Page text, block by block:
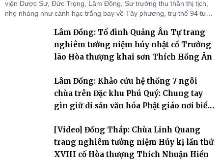
viện Dược Sư, Đức Trọng, Lâm Đồng, Sư trưởng thu thần thị tịch,
nhẹ nhàng như cánh hạc trắng bay về Tây phương, trụ thế 94 tuổi
Lâm Đồng: Tổ đình Quảng Ân Tự trang
nghiêm tưởng niệm húy nhật cố Trưởng
lão Hòa thượng khai sơn Thích Hồng Ân
Lâm Đồng: Khảo cứu hệ thống 7 ngôi
chùa trên Đặc khu Phú Quý: Chung tay
gìn giữ di sản văn hóa Phật giáo nơi biển
[Video] Đồng Tháp: Chùa Linh Quang
trang nghiêm tưởng niệm Húy kị lần thứ
XVIII cố Hòa thượng Thích Nhuận Hiền